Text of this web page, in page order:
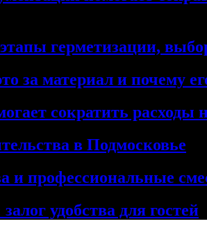
герметизации,
за материал и почему
сократить расходы
в Подмосковье
и профессиональные
удобства для гостей